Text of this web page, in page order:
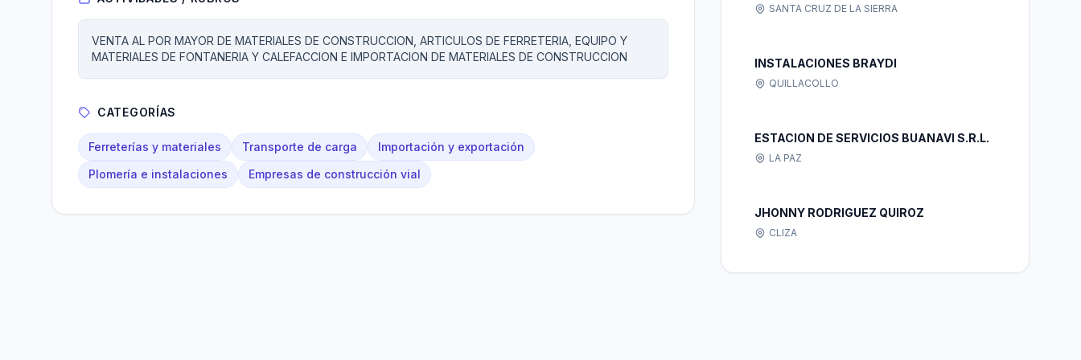
VENTA AL POR MAYOR DE MATERIALES DE CONSTRUCCION, ARTICULOS DE FERRETERIA, EQUIPO Y
MATERIALES DE FONTANERIA Y CALEFACCION E IMPORTACION DE MATERIALES DE CONSTRUCCION
CATEGORÍAS
Ferreterías y materiales Transporte de carga
Importación y exportación
Plomería e instalaciones
Empresas de construcción vial
SANTA CRUZ DE LA SIERRA
INSTALACIONES BRAYDI
QUILLACOLLO
ESTACION DE SERVICIOS BUANAVI S.R.L.
LA PAZ
JHONNY RODRIGUEZ QUIROZ
CLIZA